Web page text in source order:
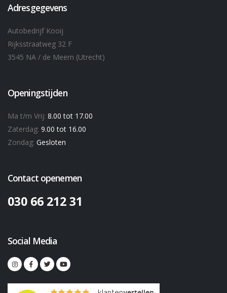
Adresgegevens
Autobedrijf Kooij
Rijksstraatweg 32 F
3545 NA / de Meern (Utrecht)
Openingstijden
Ma t/m Vrij: 8.00 tot 17.00
Zaterdag: 9.00 tot 16.00
Zondag: Gesloten
Contact openemen
030 66 212 31
Social Media